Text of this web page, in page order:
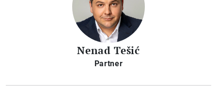
Nenad Tešić
Partner